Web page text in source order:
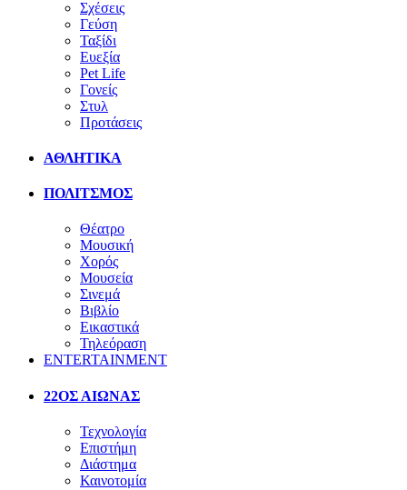
Σχέσεις
Γεύση
Ταξίδι
Ευεξία
Pet Life
Γονείς
Στυλ
Προτάσεις
ΑΘΛΗΤΙΚΑ
ΠΟΛΙΤΣΜΟΣ
Θέατρο
Μουσική
Χορός
Μουσεία
Σινεμά
Βιβλίο
Εικαστικά
Τηλεόραση
ENTERTAINMENT
22ΟΣ ΑΙΩΝΑΣ
Τεχνολογία
Επιστήμη
Διάστημα
Καινοτομία